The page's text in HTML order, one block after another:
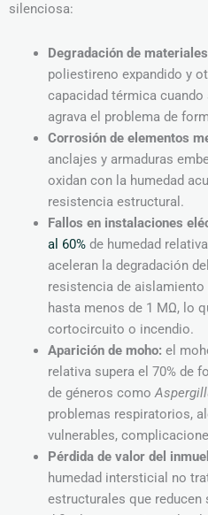
silenciosa:
Degradación de
poliestireno expandido y
capacidad térmica
agrava el problema de
Corrosión de elementos
anclajes y armaduras
oxidan con la humedad
resistencia estructural.
Fallos en instalaciones
al 60%de humedad
aceleran la degradación
resistencia de aislamiento
hasta menos de 1 MΩ, lo
cortocircuito o incendio.
Aparición de moho: el
relativa supera el 70% de
de géneros como
problemas respiratorios,
vulnerables,
Pérdida de valor del
humedad intersticial no
estructurales que reducen